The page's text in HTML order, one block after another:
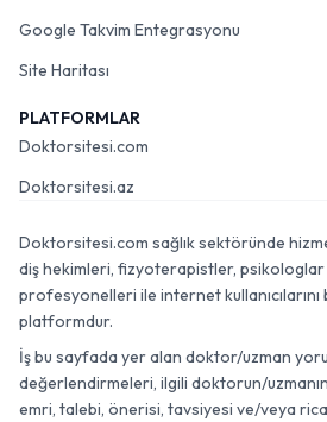
Google Takvim Entegrasyonu
Site Haritası
PLATFORMLAR
Doktorsitesi.com
Doktorsitesi.az
Doktorsitesi.com sağlık sektöründe
diş hekimleri, fizyoterapistler, psikologlar
profesyonelleri ile internet kullanıcılarını
platformdur.
İş bu sayfada yer alan doktor/uzman
değerlendirmeleri, ilgili doktorun/
emri, talebi, önerisi, tavsiyesi ve/veya